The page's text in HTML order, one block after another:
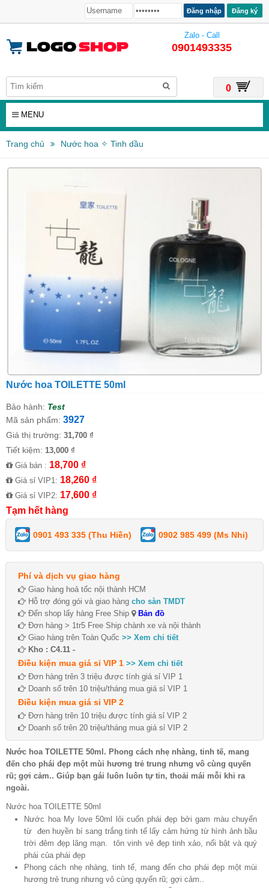
Đăng ký
Zalo - Call
0901493335
0
MENU
Trang chủ Nước hoa ✧ Tinh dầu
Nước hoa TOILETTE 50ml
Bảo hành: Test
Mã sản phẩm: 3927
Giá thị trường: 31,700 ₫
Tiết kiệm: 13,000 ₫
Giá bán : 18,700 ₫
Giá sỉ VIP1: 18,260 ₫
Giá sỉ VIP2: 17,600 ₫
Tạm hết hàng
0901 493 335 (Thu Hiền) 0902 985 499 (Ms Nhi)
Phí và dịch vụ giao hàng
Giao hàng hoả tốc nội thành HCM
Hỗ trợ đóng gói và giao hàng cho sàn TMDT
Đến shop lấy hàng Free Ship
Bản đồ
Đơn hàng > 1tr5 Free Ship chành xe và nội thành
Giao hàng trên Toàn Quốc >> Xem chi tiết
Kho : C4.11 -
Điều kiện mua giá sỉ VIP 1 >> Xem chi tiết
Đơn hàng trên 3 triệu được tính giá sỉ VIP 1
Doanh số trên 10 triệu/tháng mua giá sỉ VIP 1
Điều kiện mua giá sỉ VIP 2
Đơn hàng trên 10 triệu được tính giá sỉ VIP 2
Doanh số trên 20 triệu/tháng mua giá sỉ VIP 2
Nước hoa TOILETTE 50ml. Phong cách nhẹ nhàng, tinh tế, mang
đến cho phái đẹp một mùi hương trẻ trung nhưng vô cùng quyến
rũ; gợi cảm.. Giúp bạn gái luôn luôn tự tin, thoải mái mỗi khi ra
ngoài.
Nước hoa TOILETTE 50ml
Nước hoa My love 50ml lôi cuốn phái đẹp bởi gam màu chuyển
từ đen huyền bí sang trắng tinh tế lấy cảm hứng từ hình ảnh bầu
trời đêm đẹp lãng mạn. tôn vinh vẻ đẹp tinh xảo, nổi bật và quý
phái của phái đẹp
Phong cách nhẹ nhàng, tinh tế, mang đến cho phái đẹp một mùi
hương trẻ trung nhưng vô cùng quyến rũ; gợi cảm..